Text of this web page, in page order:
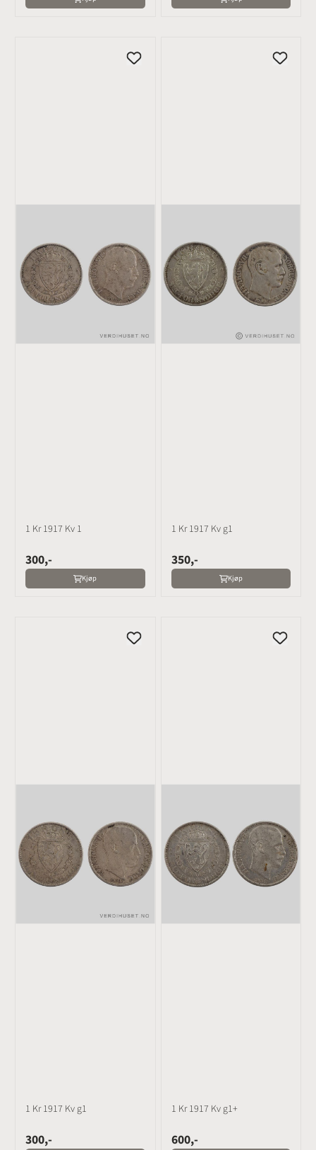
1 Kr 1917 Kv 1
300,-
Kjøp
1 Kr 1917 Kv g1
350,-
Kjøp
1 Kr 1917 Kv g1
300,-
1 Kr 1917 Kv g1+
600,-